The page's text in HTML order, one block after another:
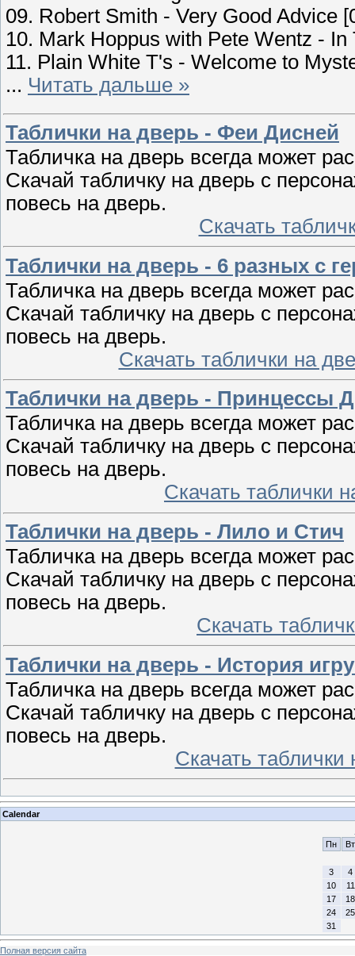
09. Robert Smith - Very Good Advice
10. Mark Hoppus with Pete Wentz - In
11. Plain White T's - Welcome to
... Читать дальше »
Таблички на дверь - Феи Дисней
Табличка на дверь всегда может
Скачай табличку на дверь с
повесь на дверь.
Скачать
Таблички на дверь - 6 разных с
Табличка на дверь всегда может
Скачай табличку на дверь с
повесь на дверь.
Скачать таблички на
Таблички на дверь - Принцессы
Табличка на дверь всегда может
Скачай табличку на дверь с
повесь на дверь.
Скачать таблички
Таблички на дверь - Лило и Стич
Табличка на дверь всегда может
Скачай табличку на дверь с
повесь на дверь.
Скачать
Таблички на дверь - История
Табличка на дверь всегда может
Скачай табличку на дверь с
повесь на дверь.
Скачать
Calendar
Пн
Вт
3
4
10
11
17
18
24
25
31
Полная версия сайта